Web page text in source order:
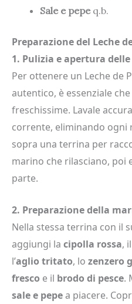
Sale e pepeq.b.
Preparazione del Leche
1. Pulizia e apertura
Per ottenere un Leche de
autentico, è essenziale
freschissime. Lavale
corrente, eliminando ogni
sopra una terrina per
marino che rilasciano, poi
parte.
2. Preparazione della
Nella stessa terrina con il
aggiungi la cipolla rossa, il
l’aglio tritato, lo zenzero
fresco e il brodo di pesce.
sale e pepea piacere.